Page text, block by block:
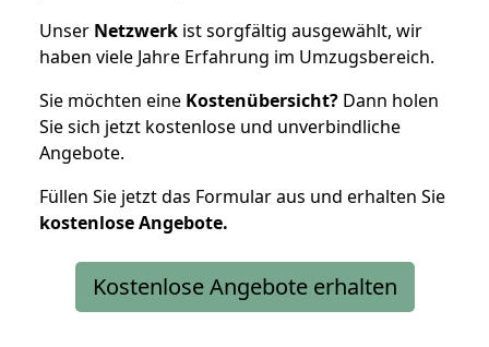
Unser Netzwerk ist sorgfältig ausgewählt, wir
haben viele Jahre Erfahrung im Umzugsbereich.
Sie möchten eine Kostenübersicht? Dann holen
Sie sich jetzt kostenlose und unverbindliche
Angebote.
Füllen Sie jetzt das Formular aus und erhalten Sie
kostenloseAngebote.
Kostenlose Angebote erhalten